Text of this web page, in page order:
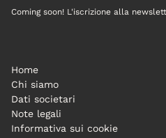
Coming soon! L'iscrizione alla
Home
Chi siamo
Dati societari
Note legali
Informativa sui cookie